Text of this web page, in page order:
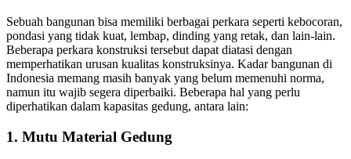
Sebuah bangunan bisa memiliki berbagai perkara seperti kebocoran,
pondasi yang tidak kuat, lembap, dinding yang retak, dan lain-lain.
Beberapa perkara konstruksi tersebut dapat diatasi dengan
memperhatikan urusan kualitas konstruksinya. Kadar bangunan di
Indonesia memang masih banyak yang belum memenuhi norma,
namun itu wajib segera diperbaiki. Beberapa hal yang perlu
diperhatikan dalam kapasitas gedung, antara lain:
1. Mutu Material Gedung